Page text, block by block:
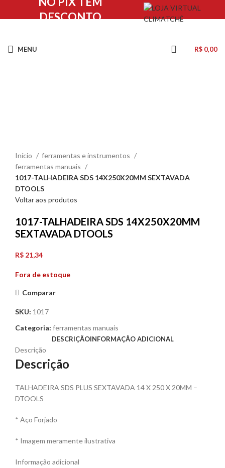
DESCONTO
MENU R$ 0,00
Início
ferramentas e instrumentos
ferramentas manuais
1017-TALHADEIRA SDS 14X250X20MM SEXTAVADA
DTOOLS
Voltar aos produtos
1017-TALHADEIRA SDS 14X250X20MM
SEXTAVADA DTOOLS
R$ 21,34
Fora de estoque
Comparar
SKU: 1017
Categoria: ferramentas manuais
DESCRIÇÃOINFORMAÇÃO ADICIONAL
Descrição
Descrição
TALHADEIRA SDS PLUS SEXTAVADA 14 X 250 X 20MM –
DTOOLS
* Aço Forjado
* Imagem meramente ilustrativa
Informação adicional